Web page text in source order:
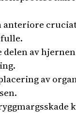
anteriore
delen av
av